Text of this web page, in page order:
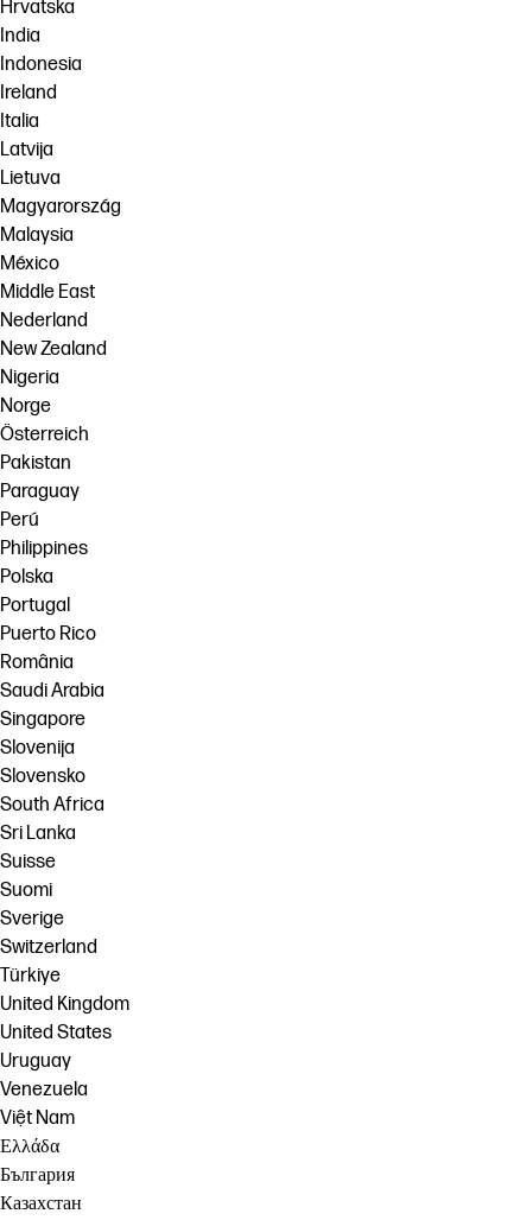
Hrvatska
India
Indonesia
Ireland
Italia
Latvija
Lietuva
Magyarország
Malaysia
México
Middle East
Nederland
New Zealand
Nigeria
Norge
Österreich
Pakistan
Paraguay
Perú
Philippines
Polska
Portugal
Puerto Rico
România
Saudi Arabia
Singapore
Slovenija
Slovensko
South Africa
Sri Lanka
Suisse
Suomi
Sverige
Switzerland
Türkiye
United Kingdom
United States
Uruguay
Venezuela
Việt Nam
Ελλάδα
България
Казахстан